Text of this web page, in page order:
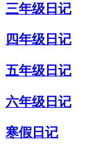
三年级日记
四年级日记
五年级日记
六年级日记
寒假日记